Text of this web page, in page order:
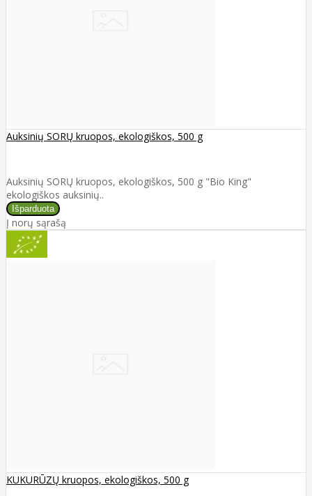
Auksinių SORŲ kruopos, ekologiškos, 500 g
Auksinių SORŲ kruopos, ekologiškos, 500 g "Bio King"
ekologiškos auksinių..
Į norų sąrašą
KUKURŪZŲ kruopos, ekologiškos, 500 g